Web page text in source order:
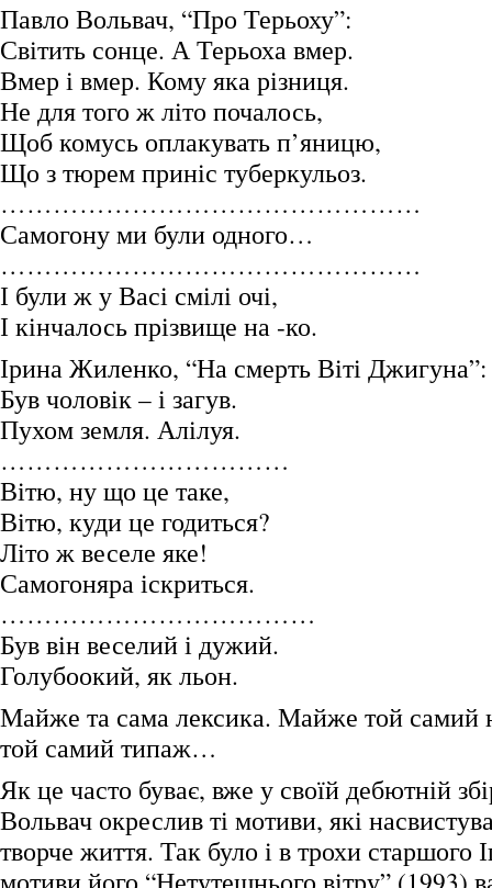
Павло Вольвач, “Про Терьоху”:
Світить сонце. А Терьоха вмер.
Вмер і вмер. Кому яка різниця.
Не для того ж літо почалось,
Щоб комусь оплакувать п’яницю,
Що з тюрем приніс туберкульоз.
…………………………………………
Самогону ми були одного…
…………………………………………
І були ж у Васі смілі очі,
І кінчалось прізвище на -ко.
Ірина Жиленко, “На смерть Віті Джигуна”:
Був чоловік – і загув.
Пухом земля. Алілуя.
……………………………
Вітю, ну що це таке,
Вітю, куди це годиться?
Літо ж веселе яке!
Самогоняра іскриться.
………………………………
Був він веселий і дужий.
Голубоокий, як льон.
Майже та сама лексика. Майже той самий
той самий типаж…
Як це часто буває, вже у своїй дебютній
Вольвач окреслив ті мотиви, які
творче життя. Так було і в трохи старшого